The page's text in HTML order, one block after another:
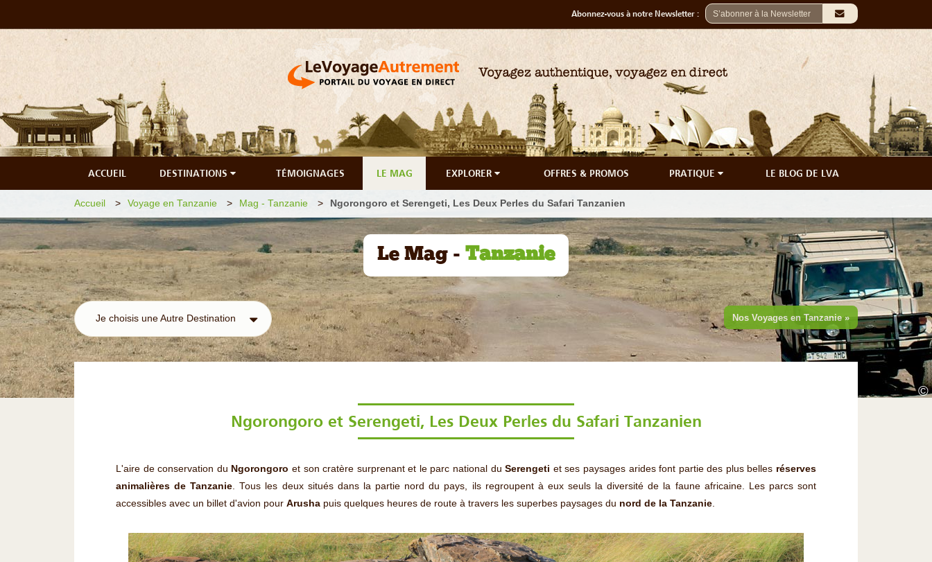
Abonnez-vous à notre Newsletter :
ACCUEIL DESTINATIONS TÉMOIGNAGES LE MAG EXPLORER OFFRES & PROMOS PRATIQUE LE BLOG DE LVA
©
Accueil Voyage en Tanzanie Mag - Tanzanie Ngorongoro et Serengeti, Les Deux Perles du Safari Tanzanien
Le Mag - Tanzanie
Je choisis une Autre Destination Nos Voyages en Tanzanie »
Ngorongoro et Serengeti, Les Deux Perles du Safari Tanzanien
L'aire de conservation du Ngorongoro et son cratère surprenant et le parc national duSerengeti et ses paysages arides font partie des plus belles réserves
animalières de Tanzanie. Tous les deux situés dans la partie nord du pays, ils regroupent à eux seuls la diversité de la faune africaine. Les parcs sont
accessibles avec un billet d'avion pour Arusha puis quelques heures de route à travers les superbes paysages du nord de la Tanzanie.